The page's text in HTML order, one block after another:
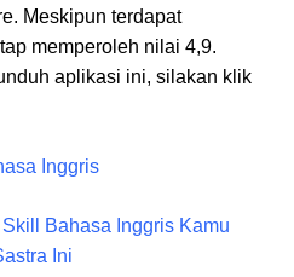
Meskipun terdapat
memperoleh nilai 4,9.
aplikasi ini, silakan klik
Inggris
Bahasa Inggris Kamu
Ini